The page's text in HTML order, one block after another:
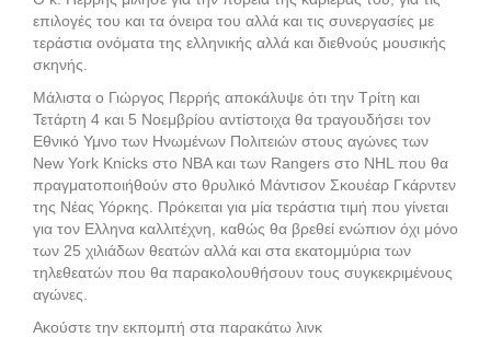
επιλογές του και τα όνειρα του αλλά και τις συνεργασίες με
τεράστια ονόματα της ελληνικής αλλά και διεθνούς μουσικής
σκηνής.
Μάλιστα ο Γιώργος Περρής αποκάλυψε ότι την Τρίτη και
Τετάρτη 4 και 5 Νοεμβρίου αντίστοιχα θα τραγουδήσει τον
Εθνικό Υμνο των Ηνωμένων Πολιτειών στους αγώνες των
New York Knicks στο NBA και των Rangers στο ΝΗL που θα
πραγματοποιήθούν στο θρυλικό Μάντισον Σκουέαρ Γκάρντεν
της Νέας Υόρκης. Πρόκειται για μία τεράστια τιμή που γίνεται
για τον Ελληνα καλλιτέχνη, καθώς θα βρεθεί ενώπιον όχι μόνο
των 25 χιλιάδων θεατών αλλά και στα εκατομμύρια των
τηλεθεατών που θα παρακολουθήσουν τους συγκεκριμένους
αγώνες.
Aκούστε την εκπομπή στα παρακάτω λινκ